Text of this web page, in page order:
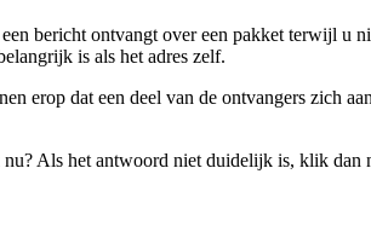
bericht ontvangt over een pakket terwijl u
is als het adres zelf.
erop dat een deel van de ontvangers zich
Als het antwoord niet duidelijk is, klik